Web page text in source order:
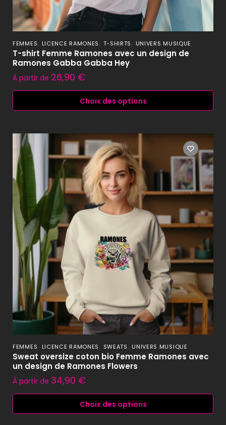
FEMMES, LICENCE RAMONES, T-SHIRTS, UNIVERS MUSIQUE
T-shirt Femme Ramones avec un design de
Ramones Gabba Gabba Hey
À partir de 26,90 €
Choix des options
FEMMES, LICENCE RAMONES, SWEATS, UNIVERS MUSIQUE
Sweat oversize coton bio Femme Ramones avec
un design de Ramones Flowers
À partir de 34,90 €
Choix des options